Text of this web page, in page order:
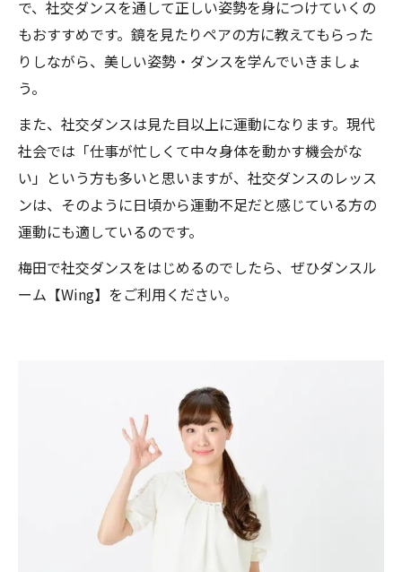
で、社交ダンスを通して正しい姿勢を身につけていくの
もおすすめです。鏡を見たりペアの方に教えてもらった
りしながら、美しい姿勢・ダンスを学んでいきましょ
う。
また、社交ダンスは見た目以上に運動になります。現代
社会では「仕事が忙しくて中々身体を動かす機会がな
い」という方も多いと思いますが、社交ダンスのレッス
ンは、そのように日頃から運動不足だと感じている方の
運動にも適しているのです。
梅田で社交ダンスをはじめるのでしたら、ぜひダンスル
ーム【Wing】をご利用ください。